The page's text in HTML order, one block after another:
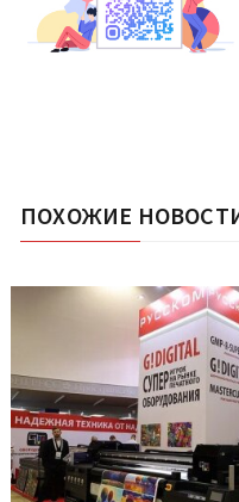
ПОХОЖИЕ